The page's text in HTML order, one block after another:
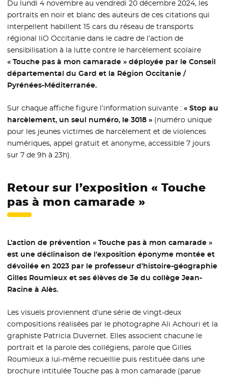
Du lundi 4 novembre au vendredi 20 décembre 2024, les
portraits en noir et blanc des auteurs de ces citations qui
interpellent habillent 15 cars du réseau de transports
régional liO Occitanie dans le cadre de l’action de
sensibilisation à la lutte contre le harcèlement scolaire
« Touche pas à mon camarade » déployée par le Conseil
départemental du Gard et la Région Occitanie /
Pyrénées-Méditerranée.
Sur chaque affiche figure l’information suivante :« Stop au
harcèlement, un seul numéro, le 3018 » (numéro unique
pour les jeunes victimes de harcèlement et de violences
numériques, appel gratuit et anonyme, accessible 7 jours
sur 7 de 9h à 23h).
Retour sur l’exposition « Touche
pas à mon camarade »
L’action de prévention « Touche pas à mon camarade »
est une déclinaison de l’exposition éponyme montée et
dévoilée en 2023 par le professeur d’histoire-géographie
Gilles Roumieux et ses élèves de 3e du collège Jean-
Racine à Alès.
Les visuels proviennent d’une série de vingt-deux
compositions réalisées par le photographe Ali Achouri et la
graphiste Patricia Duvernet. Elles associent chacune le
portrait et la parole des collégiens, parole que Gilles
Roumieux a lui-même recueillie puis restituée dans une
brochure intitulée Touche pas à mon camarade (parue